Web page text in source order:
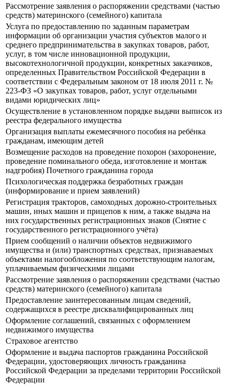
Рассмотрение заявления о распоряжении средствами (частью
средств) материнского (семейного) капитала
Услуга по предоставлению по заданным параметрам
информации об организации участия субъектов малого и
среднего предпринимательства в закупках товаров, работ,
услуг, в том числе инновационной продукции,
высокотехнологичной продукции, конкретных заказчиков,
определенных Правительством Российской Федерации в
соответствии с Федеральным законом от 18 июля 2011 г. №
223-ФЗ «О закупках товаров, работ, услуг отдельными
видами юридических лиц»
Осуществление в установленном порядке выдачи выписок из
реестра федерального имущества
Организация выплаты ежемесячного пособия на ребёнка
гражданам, имеющим детей
Возмещение расходов на проведение похорон (захоронение,
проведение поминального обеда, изготовление и монтаж
надгробия) Почетного гражданина города
Психологическая поддержка безработных граждан
(информирование и прием заявлений)
Регистрация тракторов, самоходных дорожно-строительных
машин, иных машин и прицепов к ним, а также выдача на
них государственных регистрационных знаков (Снятие с
государственного регистрационного учёта)
Прием сообщений о наличии объектов недвижимого
имущества и (или) транспортных средствах, признаваемых
объектами налогообложения по соответствующим налогам,
уплачиваемым физическими лицами
Рассмотрение заявления о распоряжении средствами (частью
средств) материнского (семейного) капитала
Предоставление заинтересованным лицам сведений,
содержащихся в реестре дисквалифицированных лиц
Оформление соглашений, связанных с оформлением
недвижимого имущества
Страховое агентство
Оформление и выдача паспортов гражданина Российской
Федерации, удостоверяющих личность гражданина
Российской Федерации за пределами территории Российской
Федерации